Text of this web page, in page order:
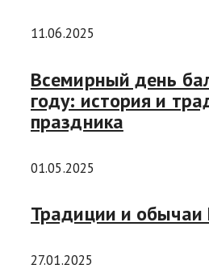
11.06.2025
Всемирный день
году: история и
праздника
01.05.2025
Традиции и обычаи
27.01.2025